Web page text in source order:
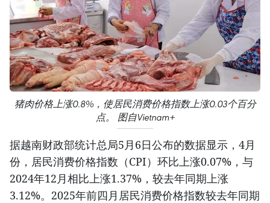
猪肉价格上涨0.8%，使居民消费价格指数上涨0.03个百分
点。 图自Vietnam+
据越南财政部统计总局5月6日公布的数据显示，4月
份，居民消费价格指数（CPI）环比上涨0.07%，与
2024年12月相比上涨1.37%，较去年同期上涨
3.12%。2025年前四月居民消费价格指数较去年同期